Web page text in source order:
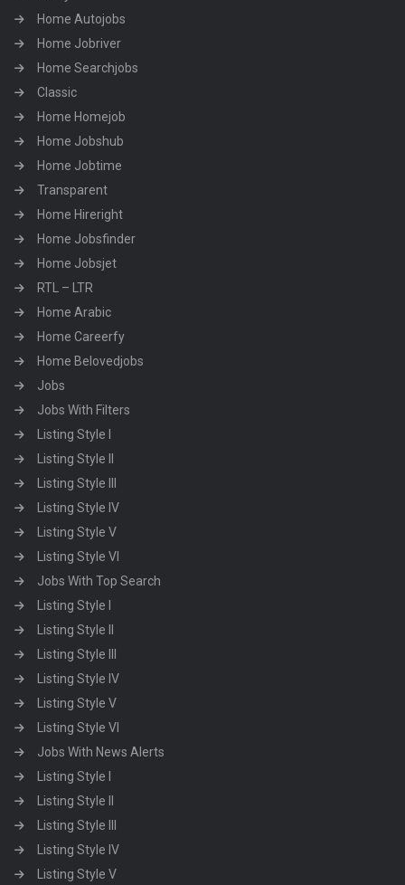
Home Autojobs
Home Jobriver
Home Searchjobs
Classic
Home Homejob
Home Jobshub
Home Jobtime
Transparent
Home Hireright
Home Jobsfinder
Home Jobsjet
RTL – LTR
Home Arabic
Home Careerfy
Home Belovedjobs
Jobs
Jobs With Filters
Listing Style I
Listing Style II
Listing Style III
Listing Style IV
Listing Style V
Listing Style VI
Jobs With Top Search
Listing Style I
Listing Style II
Listing Style III
Listing Style IV
Listing Style V
Listing Style VI
Jobs With News Alerts
Listing Style I
Listing Style II
Listing Style III
Listing Style IV
Listing Style V